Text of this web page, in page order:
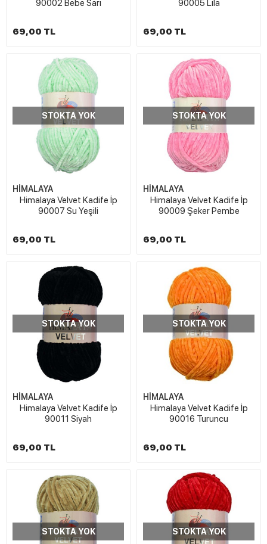
90002 Bebe Sarı
69,00 TL
90005 Lila
69,00 TL
STOKTA YOK
HİMALAYA
Himalaya Velvet Kadife İp
90007 Su Yeşili
69,00 TL
STOKTA YOK
HİMALAYA
Himalaya Velvet Kadife İp
90009 Şeker Pembe
69,00 TL
STOKTA YOK
HİMALAYA
Himalaya Velvet Kadife İp
90011 Siyah
69,00 TL
STOKTA YOK
HİMALAYA
Himalaya Velvet Kadife İp
90016 Turuncu
69,00 TL
STOKTA YOK STOKTA YOK